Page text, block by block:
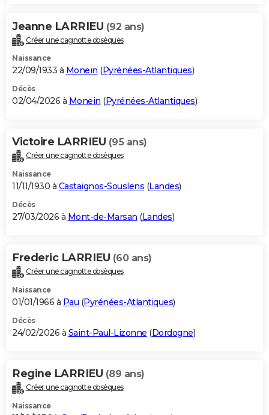
Jeanne LARRIEU (92 ans)
Créer une cagnotte obsèques
Naissance
22/09/1933 à Monein (Pyrénées-Atlantiques)
Décès
02/04/2026 à Monein (Pyrénées-Atlantiques)
Victoire LARRIEU (95 ans)
Créer une cagnotte obsèques
Naissance
11/11/1930 à Castaignos-Souslens (Landes)
Décès
27/03/2026 à Mont-de-Marsan (Landes)
Frederic LARRIEU (60 ans)
Créer une cagnotte obsèques
Naissance
01/01/1966 à Pau (Pyrénées-Atlantiques)
Décès
24/02/2026 à Saint-Paul-Lizonne (Dordogne)
Regine LARRIEU (89 ans)
Créer une cagnotte obsèques
Naissance